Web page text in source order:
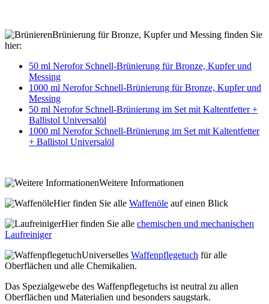
Brünierung für Bronze, Kupfer und Messing finden Sie
hier:
50 ml Nerofor Schnell-Brünierung für Bronze, Kupfer und
Messing
1000 ml Nerofor Schnell-Brünierung für Bronze, Kupfer und
Messing
50 ml Nerofor Schnell-Brünierung im Set mit Kaltentfetter +
Ballistol Universalöl
1000 ml Nerofor Schnell-Brünierung im Set mit Kaltentfetter
+ Ballistol Universalöl
Weitere Informationen
Hier finden Sie alle Waffenöle auf einen Blick
Hier finden Sie alle chemischen und mechanischen
Laufreiniger
Universelles Waffenpflegetuch für alle
Oberflächen und alle Chemikalien.
Das Spezialgewebe des Waffenpflegetuchs ist neutral zu allen
Oberflächen und Materialien und besonders saugstark.